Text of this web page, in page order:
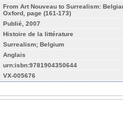
From Art Nouveau to Surrealism:
Oxford, page (161-173)
Publié, 2007
Histoire de la littérature
Surrealism; Belgium
Anglais
urn:isbn:9781904350644
VX-005676